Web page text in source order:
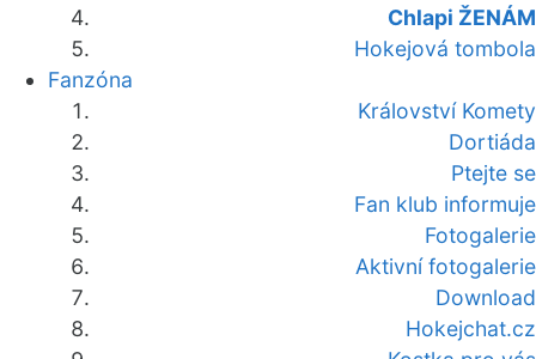
Chlapi ŽENÁM
Hokejová tombola
Fanzóna
Království Komety
Dortiáda
Ptejte se
Fan klub informuje
Fotogalerie
Aktivní fotogalerie
Download
Hokejchat.cz